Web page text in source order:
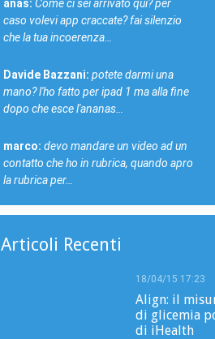
anas: Come ci sei arrivato qui? per
caso volevi app craccate? fai silenzio
che la tua incoerenza…
Davide Bazzani: potete darmi una
mano? l'ho fatto per ipad 1 ma alla fine
dopo che esce l'ananas…
marco: devo mandare un video ad un
contatto che ho in rubrica, quando apro
la rubrica per…
Articoli Recenti
18/04/15 17:23
Align: il
di glicemia
di iHealth